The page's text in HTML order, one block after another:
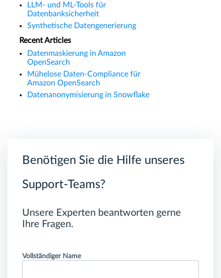
LLM- und ML-Tools für
Datenbanksicherheit
Synthetische Datengenerierung
Recent Articles
Datenmaskierung in Amazon
OpenSearch
Mühelose Daten-Compliance für
Amazon OpenSearch
Datenanonymisierung in Snowflake
Benötigen Sie die Hilfe unseres
Support-Teams?
Unsere Experten beantworten gerne
Ihre Fragen.
Vollständiger Name